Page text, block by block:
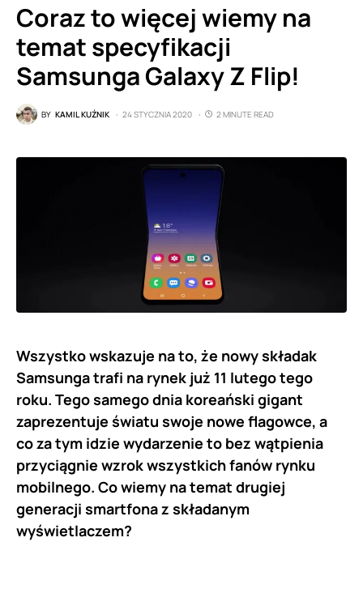
Coraz to więcej wiemy na
temat specyfikacji
Samsunga Galaxy Z Flip!
BY KAMIL KUŹNIK 24 STYCZNIA 2020 2 MINUTE READ
Wszystko wskazuje na to, że nowy składak
Samsunga trafi na rynek już 11 lutego tego
roku. Tego samego dnia koreański gigant
zaprezentuje światu swoje nowe flagowce, a
co za tym idzie wydarzenie to bez wątpienia
przyciągnie wzrok wszystkich fanów rynku
mobilnego. Co wiemy na temat drugiej
generacji smartfona z składanym
wyświetlaczem?